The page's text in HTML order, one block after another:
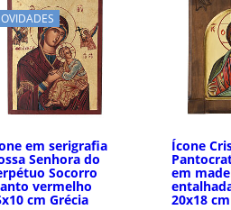
em serigrafia
Senhora do
Socorro
vermelho
cm Grécia
Ícone
em
20x18 cm